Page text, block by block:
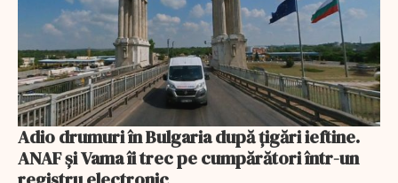
Adio drumuri în Bulgaria după țigări ieftine.
ANAF și Vama îi trec pe cumpărători într-un